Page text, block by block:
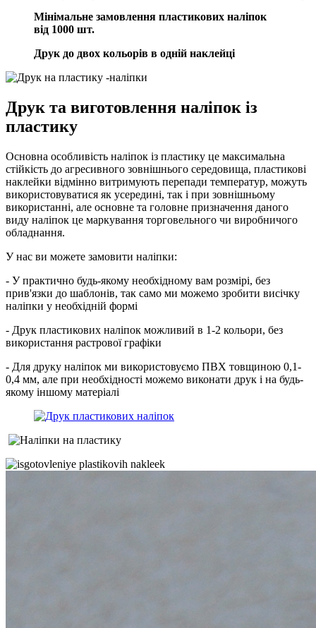
Мінімальне замовлення пластикових наліпок
від 1000 шт.
Друк до двох кольорів в одній наклейці
Друк та виготовлення наліпок із
пластику
Основна особливість наліпок із пластику це максимальна
стійкість до агресивного зовнішнього середовища, пластикові
наклейки відмінно витримують перепади температур, можуть
використовуватися як усередині, так і при зовнішньому
використанні, але основне та головне призначення даного
виду наліпок це маркування торговельного чи виробничого
обладнання.
У нас ви можете замовити наліпки:
- У практично будь-якому необхідному вам розмірі, без
прив'язки до шаблонів, так само ми можемо зробити висічку
наліпки у необхідній формі
- Друк пластикових наліпок можливий в 1-2 кольори, без
використання растрової графіки
- Для друку наліпок ми використовуємо ПВХ товщиною 0,1-
0,4 мм, але при необхідності можемо виконати друк і на будь-
якому іншому матеріалі